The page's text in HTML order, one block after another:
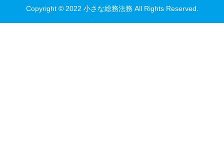
Copyright © 2022 小さな総務法務 All Rights Reserved.